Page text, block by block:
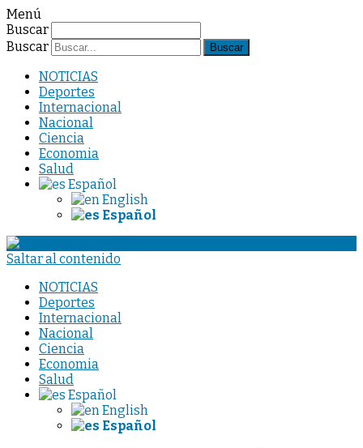
Menú
Buscar
Buscar
NOTICIAS
Deportes
Internacional
Nacional
Ciencia
Economia
Salud
Español
English
Español
Saltar al contenido
NOTICIAS
Deportes
Internacional
Nacional
Ciencia
Economia
Salud
Español
English
Español